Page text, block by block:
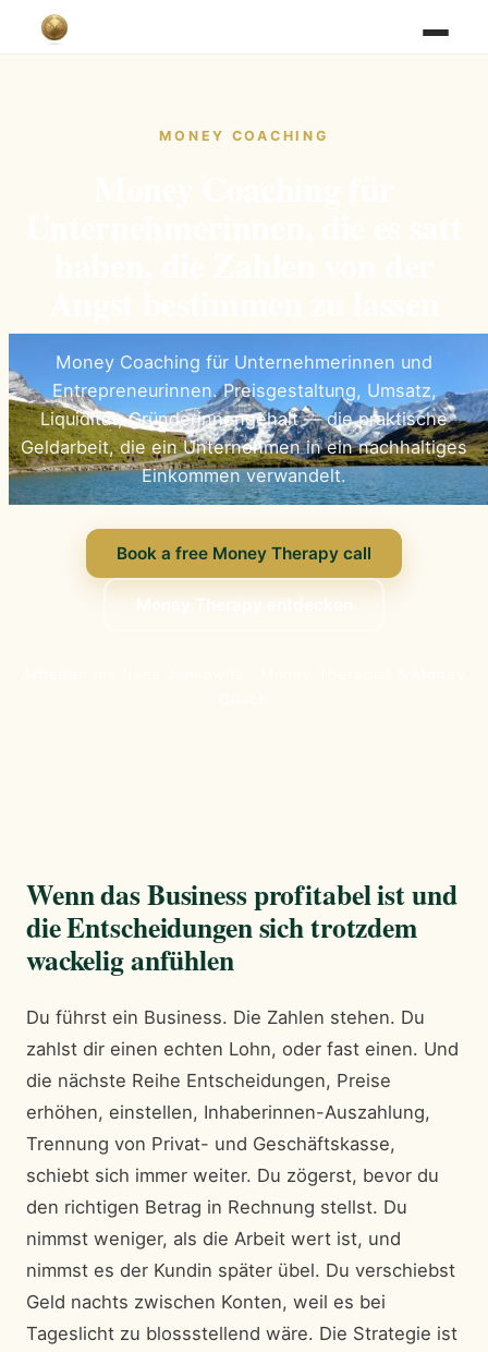
MONEY COACHING
Money Coaching für Unternehmerinnen und
Entrepreneurinnen. Preisgestaltung, Umsatz,
Liquidität, Gründerinnengehalt — die praktische
Geldarbeit, die ein Unternehmen in ein nachhaltiges
Einkommen verwandelt.
Book a free Money Therapy call
Money Therapy entdecken
Wenn das Business profitabel ist und
die Entscheidungen sich trotzdem
wackelig anfühlen
Du führst ein Business. Die Zahlen stehen. Du
zahlst dir einen echten Lohn, oder fast einen. Und
die nächste Reihe Entscheidungen, Preise
erhöhen, einstellen, Inhaberinnen-Auszahlung,
Trennung von Privat- und Geschäftskasse,
schiebt sich immer weiter. Du zögerst, bevor du
den richtigen Betrag in Rechnung stellst. Du
nimmst weniger, als die Arbeit wert ist, und
nimmst es der Kundin später übel. Du verschiebst
Geld nachts zwischen Konten, weil es bei
Tageslicht zu blossstellend wäre. Die Strategie ist